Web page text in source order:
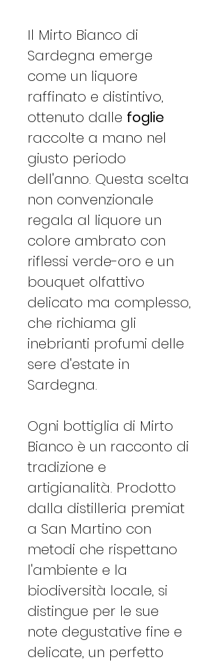
Il Mirto Bianco di
Sardegna emerge
come un liquore
raffinato e distintivo,
ottenuto dalle foglie
raccolte a mano nel
giusto periodo
dell'anno. Questa scelta
non convenzionale
regala al liquore un
colore ambrato con
riflessi verde-oro e un
bouquet olfattivo
delicato ma complesso,
che richiama gli
inebrianti profumi delle
sere d'estate in
Sardegna​​​​.
Ogni bottiglia di Mirto
Bianco è un racconto di
tradizione e
artigianalità. Prodotto
dalla distilleria premiat
a San Martino con
metodi che rispettano
l'ambiente e la
biodiversità locale, si
distingue per le sue
note degustative fine e
delicate, un perfetto